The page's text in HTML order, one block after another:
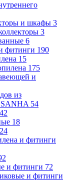
и шкафы 3
3
6
фитинги 190
15
175
и
из
54
42
18
24
и фитинги
и фитинги 72
и фитинги